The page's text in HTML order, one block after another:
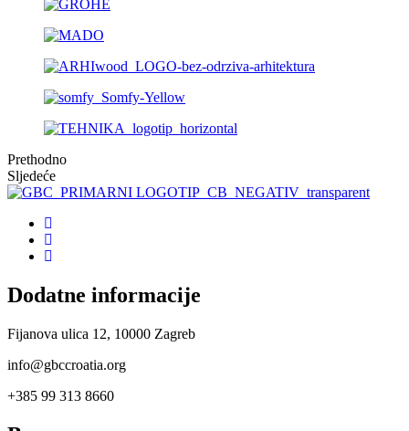
Prethodno
Sljedeće
Dodatne informacije
Fijanova ulica 12, 10000 Zagreb
info@gbccroatia.org
+385 99 313 8660